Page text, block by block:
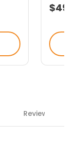
$49
Reviews